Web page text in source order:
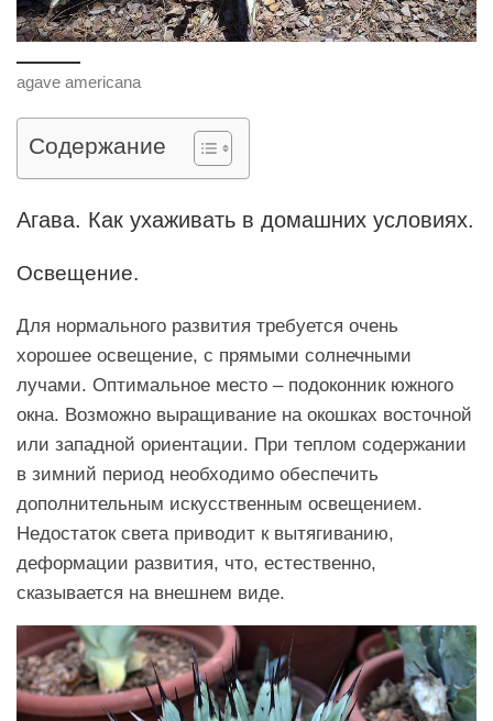
agave americana
Содержание
Агава. Как ухаживать в домашних условиях.
Освещение.
Для нормального развития требуется очень
хорошее освещение, с прямыми солнечными
лучами. Оптимальное место – подоконник южного
окна. Возможно выращивание на окошках восточной
или западной ориентации. При теплом содержании
в зимний период необходимо обеспечить
дополнительным искусственным освещением.
Недостаток света приводит к вытягиванию,
деформации развития, что, естественно,
сказывается на внешнем виде.